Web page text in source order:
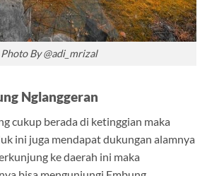
Photo By @adi_mrizal
Nglanggeran
cukup berada di ketinggian maka
ini juga mendapat dukungan alamnya
ke daerah ini maka